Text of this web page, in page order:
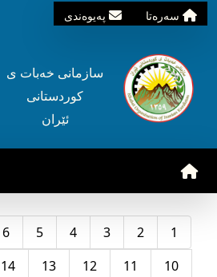
سه‌ره‌تا په‌یوه‌ندی
سازمانی خه‌بات ی
کوردستانی
ئێران
1
2
3
4
5
6
10
11
12
13
14